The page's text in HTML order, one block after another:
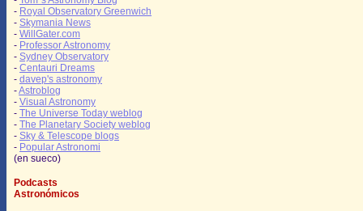
- Royal Observatory Greenwich
- Skymania News
- WillGater.com
- Professor Astronomy
- Sydney Observatory
- Centauri Dreams
- davep's astronomy
-Astroblog
- Visual Astronomy
- The Universe Today weblog
- The Planetary Society weblog
- Sky & Telescope blogs
- Popular Astronomi
(en sueco)
Podcasts
Astronómicos